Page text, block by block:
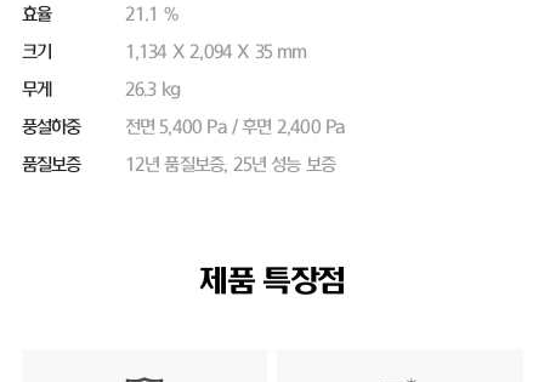
효율
21.1 %
크기
1,134 X 2,094 X 35 mm
무게
26.3 kg
풍설하중
전면 5,400 Pa / 후면 2,400 Pa
품질보증
12년 품질보증, 25년 성능 보증
제품 특장점